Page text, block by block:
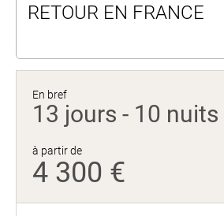
RETOUR EN FRANCE
En bref
13 jours - 10 nuits
à partir de
4 300 €